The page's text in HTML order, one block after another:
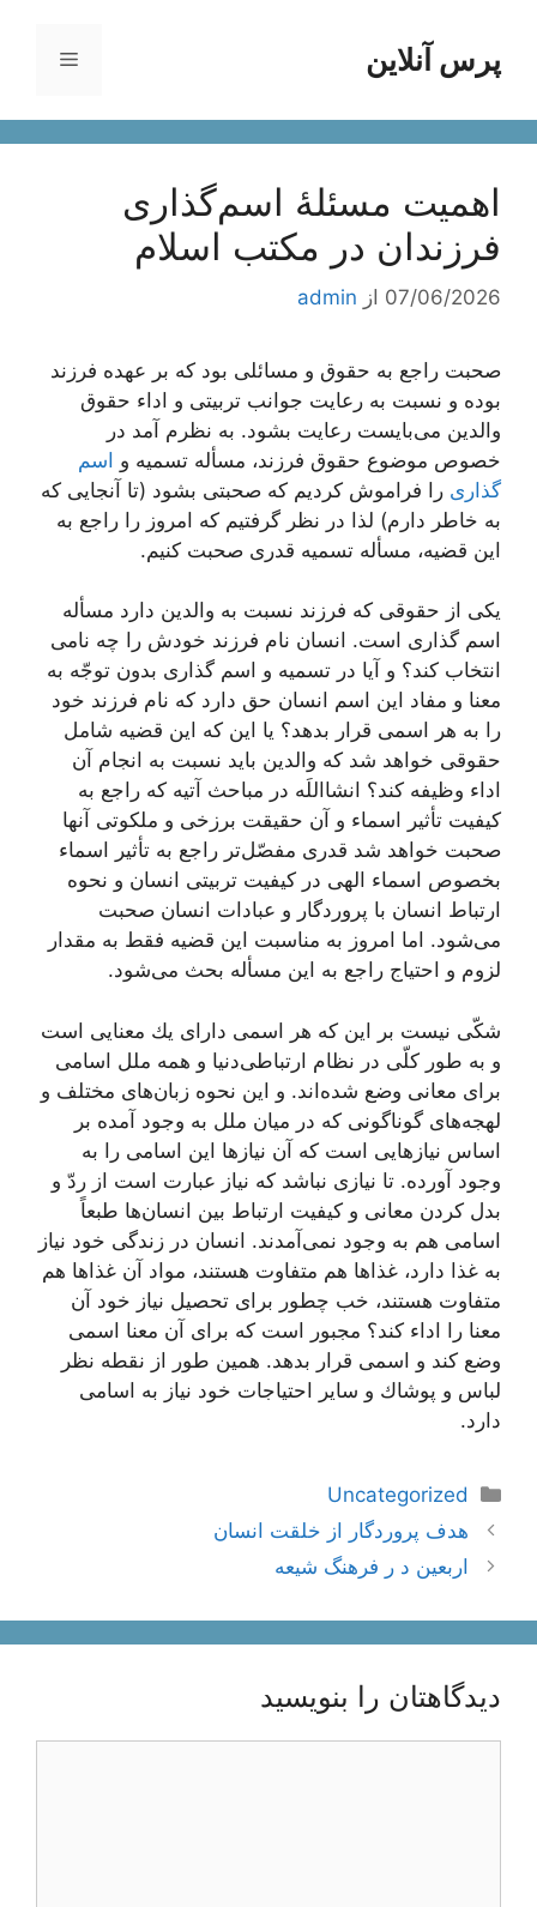
محتواپرس آنلاین فهرست
اهمیت مسئلۀ اسم‌گذارى
فرزندان در مكتب اسلام
07/06/2026 از admin
صحبت راجع به حقوق و مسائلی بود كه بر عهده فرزند
بوده و نسبت به رعایت جوانب تربیتی و اداء حقوق
والدین می‌بایست رعایت بشود. به نظرم آمد در
خصوص موضوع حقوق فرزند، مسأله تسمیه و اسم
گذاری را فراموش كردیم كه صحبتی بشود (تا آنجایی كه
به خاطر دارم) لذا در نظر گرفتیم كه امروز را راجع به
این قضیه، مسأله تسمیه قدری صحبت كنیم.
یكی از حقوقی كه فرزند نسبت به والدین دارد مسأله
اسم گذاری است. انسان نام فرزند خودش را چه نامی
انتخاب كند؟ و آیا در تسمیه و اسم گذاری بدون توجّه به
معنا و مفاد این اسم انسان حق دارد كه نام فرزند خود
را به هر اسمی قرار بدهد؟ یا این كه این قضیه شامل
حقوقی خواهد شد كه والدین باید نسبت به انجام آن
اداء وظیفه كند؟ انشااللَه در مباحث آتیه كه راجع به
كیفیت تأثیر اسماء و آن حقیقت برزخی و ملكوتی آنها
صحبت خواهد شد قدری مفصّل‌تر راجع به تأثیر اسماء
بخصوص اسماء الهی در كیفیت تربیتی انسان و نحوه
ارتباط انسان با پروردگار و عبادات انسان صحبت
می‌شود. اما امروز به مناسبت این قضیه فقط به مقدار
لزوم و احتیاج راجع به این مسأله بحث می‌شود.
شكّی نیست بر این كه هر اسمی دارای یك معنایی است
و به طور كلّی در نظام ارتباطی‌دنیا و همه ملل اسامی
برای معانی وضع شده‌اند. و این نحوه زبان‌های مختلف و
لهجه‌های گوناگونی كه در میان ملل به وجود آمده بر
اساس نیازهایی است كه آن نیازها این اسامی را به
وجود آورده. تا نیازی نباشد كه نیاز عبارت است از ردّ و
بدل كردن معانی و كیفیت ارتباط بین انسان‌ها طبعاً
اسامی هم به وجود نمی‌آمدند. انسان در زندگی خود نیاز
به غذا دارد، غذاها هم متفاوت هستند، مواد آن غذاها هم
متفاوت هستند، خب چطور برای تحصیل نیاز خود آن
معنا را اداء كند؟ مجبور است كه برای آن معنا اسمی
وضع كند و اسمی قرار بدهد. همین طور از نقطه نظر
لباس و پوشاك و سایر احتیاجات خود نیاز به اسامی
دارد.
دسته‌ها
Uncategorized
ناوبری
نوشته‌ها
هدف پروردگار از خلقت انسان
اربعین د ر فرهنگ شیعه
دیدگاهتان را بنویسید